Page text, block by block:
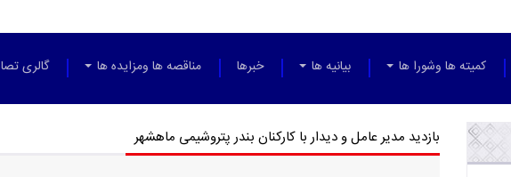
کمیته ها وشورا ها بیانیه ها خبرها مناقصه ها ومزایده ها گالری
بازدید مدیر عامل و دیدار با کارکنان بندر پتروشیمی ماهشهر